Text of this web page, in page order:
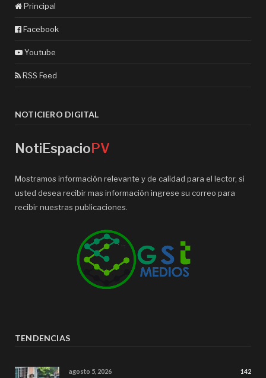
Principal
Facebook
Youtube
RSS Feed
NOTICIERO DIGITAL
NotiEspacioPV
Mostramos información relevante y de calidad para el lector, si
usted desea recibir mas información ingrese su correo para
recibir nuestras publicaciones.
TENDENCIAS
agosto 5, 2026 142